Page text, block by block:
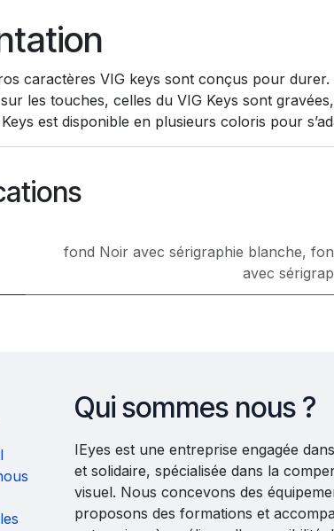
caractères VIG keys sont conçus pour
les touches, celles du VIG Keys sont
est disponible en plusieurs coloris pour
fond Noir avec sérigraphie blanche,
avec
Qui sommes nous ?
IEyes est une entreprise engagée
et solidaire, spécialisée dans la
visuel. Nous concevons des
proposons des formations et